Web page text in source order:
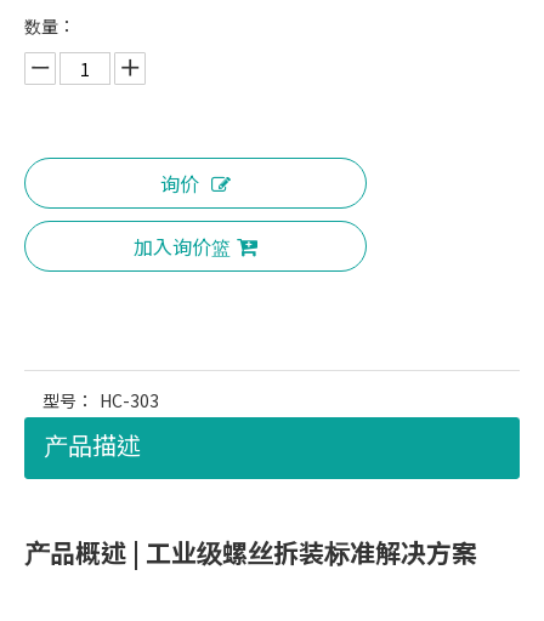
数量：
询价
加入询价篮
型号： HC-303
产品描述
产品概述 | 工业级螺丝拆装标准解决方案